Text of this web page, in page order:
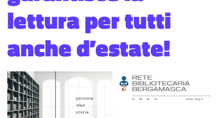
lettura per tutti
anche d’estate!